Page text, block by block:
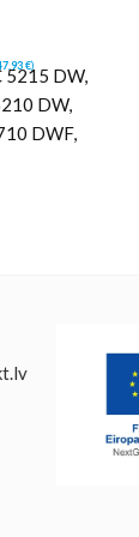
€)
5215 DW,
DW,
DWF,